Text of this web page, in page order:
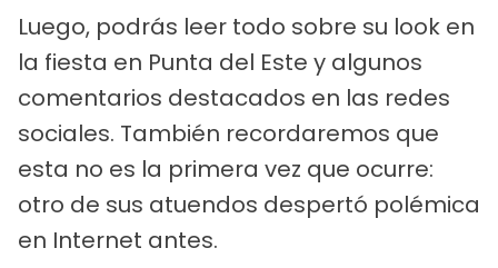
Luego, podrás leer todo sobre su look en
la fiesta en Punta del Este y algunos
comentarios destacados en las redes
sociales. También recordaremos que
esta no es la primera vez que ocurre:
otro de sus atuendos despertó polémica
en Internet antes.